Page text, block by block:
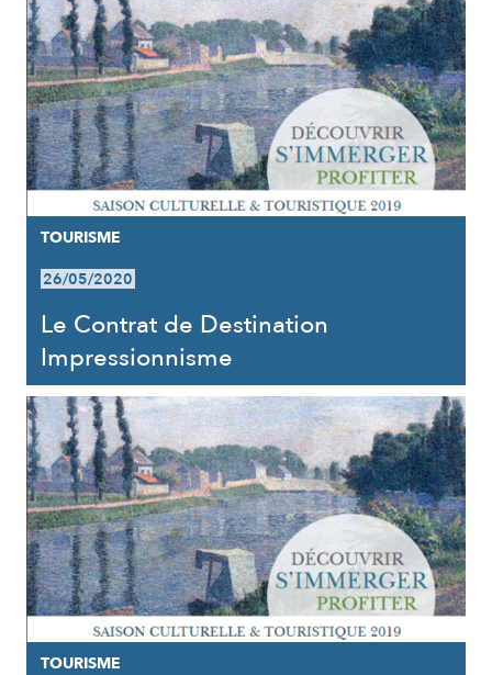
TOURISME
26/05/2020
Le Contrat de Destination
Impressionnisme
TOURISME